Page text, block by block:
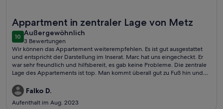
Appartment in zentraler Lage von Metz
1010 von 10
Außergewöhnlich
außergewöhnlich
3 Bewertungen
(3
bewertungen)
Wir können das Appartement weiterempfehlen. Es ist gut ausgestattet
und entspricht der Darstellung im Inserat. Marc hat uns eingecheckt. Er
war sehr freundlich und hilfsbereit, es gab keine Probleme. Die zentrale
Lage des Appartements ist top. Man kommt überall gut zu Fuß hin und
günstig parken (eine Woche kostete 43 €). Zudem gab es eine
Abstellmöglichkeit für unsere E-Bikes. Unterhalb des Appartements
befindet sich das Einkaufszentrum St. Jaques. Auch dorthin kommt man
Falko D.
Aufenthalt im Aug. 2023